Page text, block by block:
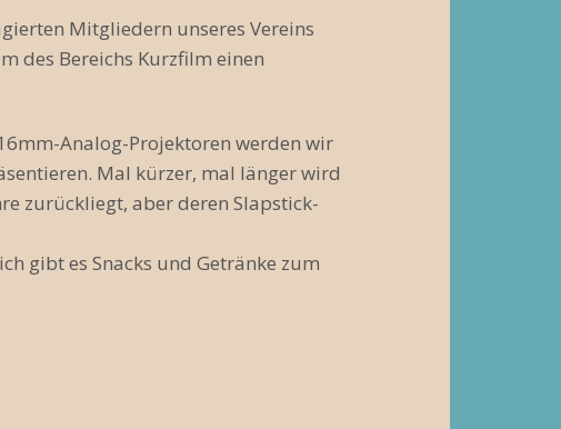
Mitgliedern unseres Vereins
des Bereichs Kurzfilm einen
Analog-Projektoren werden wir
Mal kürzer, mal länger wird
zurückliegt, aber deren Slapstick-
gibt es Snacks und Getränke zum